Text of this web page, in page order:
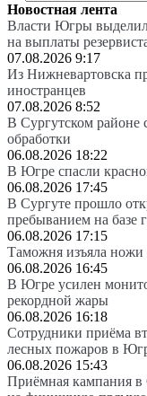
Новостная лента
Власти Югры
на выплаты
07.08.2026 9:17
Из Нижневартовска
иностранцев
07.08.2026 8:52
В Сургутском районе
обработки
06.08.2026 18:22
В Югре спасли
06.08.2026 17:45
В Сургуте прошло
пребыванием на
06.08.2026 17:15
Таможня изъяла ножи
06.08.2026 16:45
В Югре усилен
рекордной жары
06.08.2026 16:18
Сотрудники приёма
лесных пожаров в
06.08.2026 15:43
Приёмная кампания в